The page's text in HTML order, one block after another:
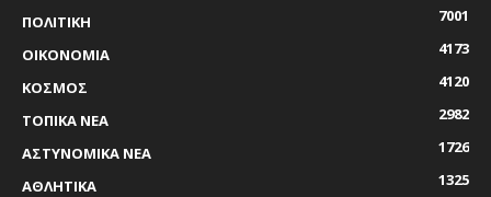
ΠΟΛΙΤΙΚΗ
7001
ΟΙΚΟΝΟΜΙΑ
4173
ΚΟΣΜΟΣ
4120
ΤΟΠΙΚΑ ΝΕΑ
2982
ΑΣΤΥΝΟΜΙΚΑ ΝΕΑ
1726
ΑΘΛΗΤΙΚΑ
1325